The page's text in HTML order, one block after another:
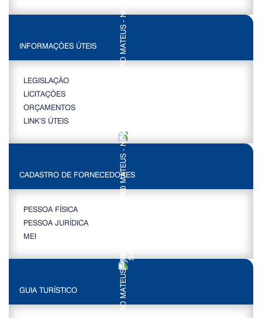
INFORMAÇÕES ÚTEIS
LEGISLAÇÃO
LICITAÇÕES
ORÇAMENTOS
LINK’S ÚTEIS
CADASTRO DE FORNECEDORES
PESSOA FÍSICA
PESSOA JURÍDICA
MEI
GUIA TURÍSTICO